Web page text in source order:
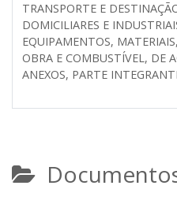
TRANSPORTE E
DOMICILIARES E
EQUIPAMENTOS,
OBRA E COMBUSTÍVEL, DE
ANEXOS, PARTE